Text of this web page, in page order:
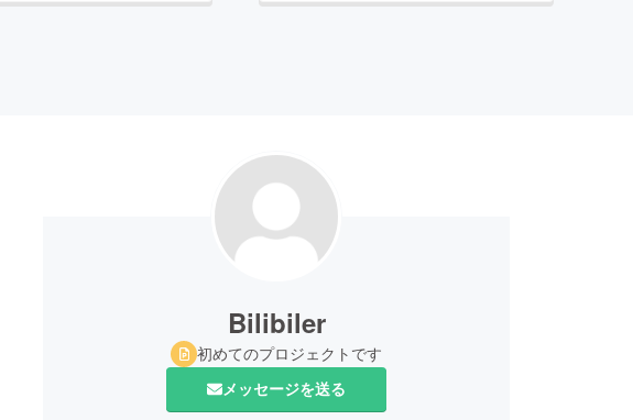
Bilibiler
初めてのプロジェクトです
メッセージを送る